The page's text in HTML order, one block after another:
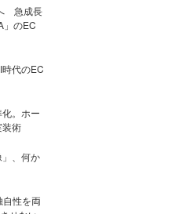
急成長
」のEC
代のEC
。ホー
装術
、何か
自性を両